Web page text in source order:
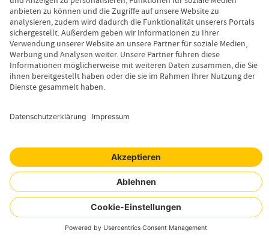
Produktinformationen anfordern
Wissenswertes
Magazin
Newsletter-Anmeldung
Copyright © 2026 Uelzener Tier-Magazin
Cookie-Einstellungen
Mensch. Tier. Wir.